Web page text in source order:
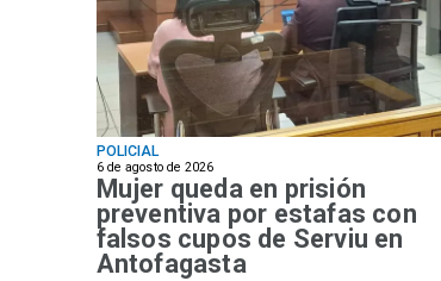
POLICIAL
6 de agosto de 2026
Mujer queda en prisión
preventiva por estafas con
falsos cupos de Serviu en
Antofagasta